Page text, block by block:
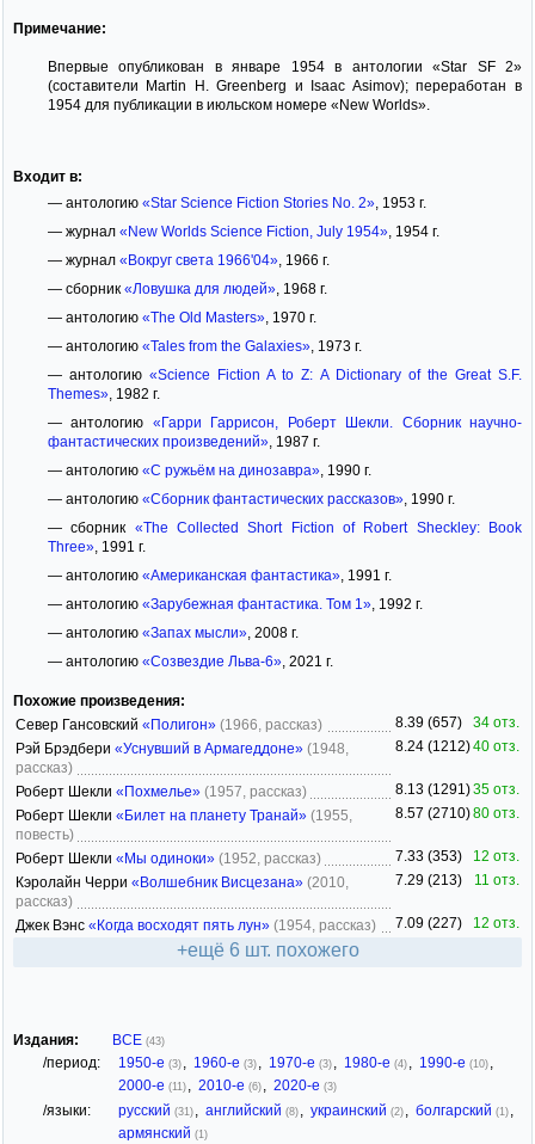
Примечание:
Впервые опубликован в январе 1954 в антологии «Star SF 2»
(составители Martin H. Greenberg и Isaac Asimov); переработан в
1954 для публикации в июльском номере «New Worlds».
Входит в:
— антологию «Star Science Fiction Stories No. 2», 1953 г.
— журнал «New Worlds Science Fiction, July 1954», 1954 г.
— журнал «Вокруг света 1966'04», 1966 г.
— сборник «Ловушка для людей», 1968 г.
— антологию «The Old Masters», 1970 г.
— антологию «Tales from the Galaxies», 1973 г.
— антологию «Science Fiction A to Z: A Dictionary of the Great S.F.
Themes», 1982 г.
— антологию «Гарри Гаррисон, Роберт Шекли. Сборник научно-
фантастических произведений», 1987 г.
— антологию «С ружьём на динозавра», 1990 г.
— антологию «Сборник фантастических рассказов», 1990 г.
— сборник «The Collected Short Fiction of Robert Sheckley: Book
Three», 1991 г.
— антологию «Американская фантастика», 1991 г.
— антологию «Зарубежная фантастика. Том 1», 1992 г.
— антологию «Запах мысли», 2008 г.
— антологию «Созвездие Льва-6», 2021 г.
Похожие произведения:
Север Гансовский «Полигон» (1966, рассказ) 8.39 (657)
34 отз.
Рэй Брэдбери «Уснувший в Армагеддоне» (1948,
рассказ)
8.24 (1212)40 отз.
Роберт Шекли «Похмелье» (1957, рассказ) 8.13 (1291)35 отз.
Роберт Шекли «Билет на планету Транай» (1955,
повесть)
8.57 (2710)80 отз.
Роберт Шекли «Мы одиноки» (1952, рассказ) 7.33 (353)
12 отз.
Кэролайн Черри «Волшебник Висцезана» (2010,
рассказ)
7.29 (213) 11 отз.
Джек Вэнс «Когда восходят пять лун» (1954, рассказ) 7.09 (227) 12 отз.
+ещё 6 шт. похожего
Издания: ВСЕ (43)
/период: 1950-е (3) , 1960-е (3) , 1970-е (3) , 1980-е (4) , 1990-е (10) ,
2000-е (11) , 2010-е (6) , 2020-е (3)
/языки: русский (31) , английский (8) , украинский (2) , болгарский (1) ,
армянский (1)